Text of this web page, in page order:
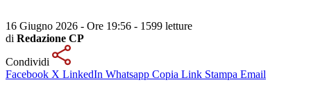
16 Giugno 2026 - Ore 19:56 - 1599 letture
di Redazione CP
Condividi
Facebook X LinkedIn Whatsapp Copia Link Stampa Email